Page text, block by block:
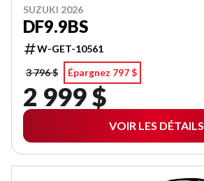
SUZUKI 2026
DF9.9BS
W-GET-10561
3 796 $
Épargnez 797 $
2 999 $
VOIR LES DÉTAILS